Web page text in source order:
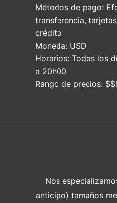
Métodos de pago:
transferencia,
crédito
Moneda: USD
Horarios: Todos los
a 20h00
Rango de precios:
Nos
anticipo) tamaños